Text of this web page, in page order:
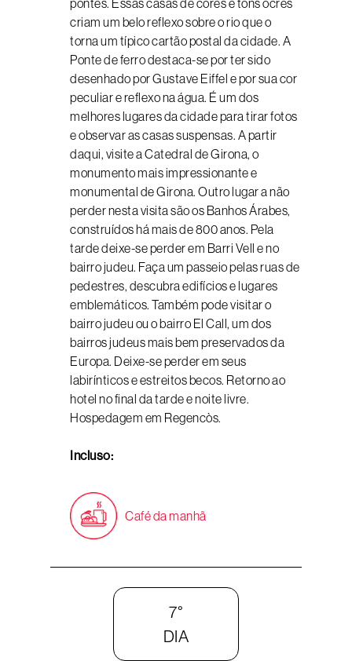
pontes. Essas casas de cores e tons ocres
criam um belo reflexo sobre o rio que o
torna um típico cartão postal da cidade. A
Ponte de ferro destaca-se por ter sido
desenhado por Gustave Eiffel e por sua cor
peculiar e reflexo na água. É um dos
melhores lugares da cidade para tirar fotos
e observar as casas suspensas. A partir
daqui, visite a Catedral de Girona, o
monumento mais impressionante e
monumental de Girona. Outro lugar a não
perder nesta visita são os Banhos Árabes,
construídos há mais de 800 anos. Pela
tarde deixe-se perder em Barri Vell e no
bairro judeu. Faça um passeio pelas ruas de
pedestres, descubra edifícios e lugares
emblemáticos. Também pode visitar o
bairro judeu ou o bairro El Call, um dos
bairros judeus mais bem preservados da
Europa. Deixe-se perder em seus
labirínticos e estreitos becos. Retorno ao
hotel no final da tarde e noite livre.
Hospedagem em Regencòs.
Incluso:
Café da manhã
7°
DIA